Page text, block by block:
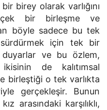
birey olarak varlığını
bir birleşme ve
böyle sadece bu tek
sürdürmek için tek bir
duyarlar ve bu özlem,
de kalıtımsal
birleştiği o tek varlıkta
gerçekleşir. Bunun
arasındaki karşılıklı,